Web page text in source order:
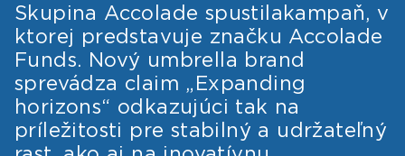
Skupina Accolade spustilakampaň, v
ktorej predstavuje značku Accolade
Funds. Nový umbrella brand
sprevádza claim „Expanding
horizons“ odkazujúci tak na
príležitosti pre stabilný a udržateľný